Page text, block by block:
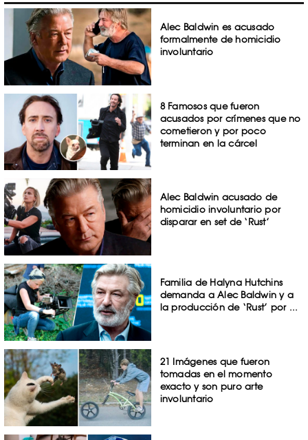
Alec Baldwin es acusado
formalmente de homicidio
involuntario
8 Famosos que fueron
acusados por crímenes que no
cometieron y por poco
terminan en la cárcel
Alec Baldwin acusado de
homicidio involuntario por
disparar en set de ‘Rust’
Familia de Halyna Hutchins
demanda a Alec Baldwin y a
la producción de ‘Rust’ por ...
21 Imágenes que fueron
tomadas en el momento
exacto y son puro arte
involuntario